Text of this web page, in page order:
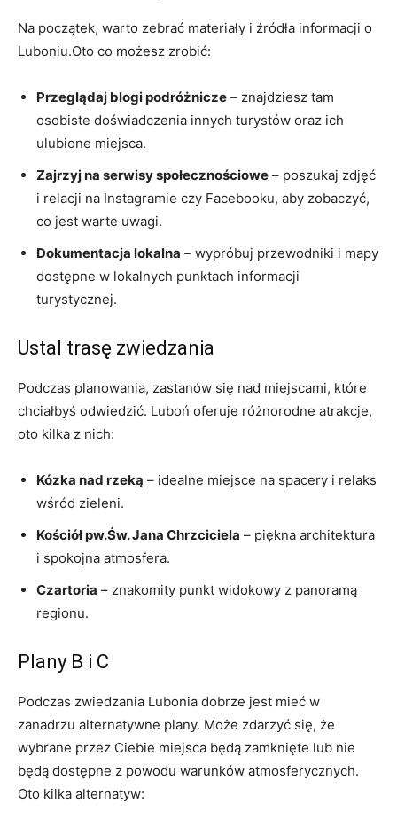
Na początek, warto zebrać materiały i źródła informacji o
Luboniu.Oto co możesz zrobić:
Przeglądaj blogi podróżnicze – znajdziesz tam
osobiste doświadczenia innych turystów oraz ich
ulubione miejsca.
Zajrzyj na serwisy społecznościowe – poszukaj zdjęć
i relacji na Instagramie czy Facebooku, aby zobaczyć,
co jest warte uwagi.
Dokumentacja lokalna – wypróbuj przewodniki i mapy
dostępne w lokalnych punktach informacji
turystycznej.
Ustal trasę zwiedzania
Podczas planowania, zastanów się nad miejscami, które
chciałbyś odwiedzić. Luboń oferuje różnorodne atrakcje,
oto kilka z nich:
Kózka nad rzeką – idealne miejsce na spacery i relaks
wśród zieleni.
Kościół pw.Św. Jana Chrzciciela – piękna architektura
i spokojna atmosfera.
Czartoria – znakomity punkt widokowy z panoramą
regionu.
Plany B i C
Podczas zwiedzania Lubonia dobrze jest mieć w
zanadrzu alternatywne plany. Może zdarzyć się, że
wybrane przez Ciebie miejsca będą zamknięte lub nie
będą dostępne z powodu warunków atmosferycznych.
Oto kilka alternatyw: